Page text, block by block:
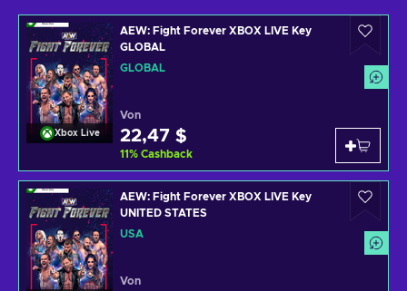
Xbox Live
AEW: Fight Forever XBOX LIVE Key
GLOBAL
GLOBAL
Von
22,47 $
11% Cashback
AEW: Fight Forever XBOX LIVE Key
UNITED STATES
USA
Von